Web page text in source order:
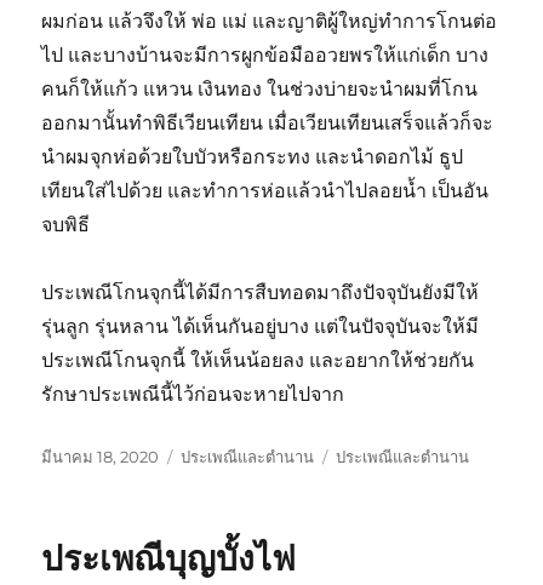
ผมก่อน แล้วจึงให้ พ่อ แม่ และญาติผู้ใหญ่ทำการโกนต่อ
ไป และบางบ้านจะมีการผูกข้อมืออวยพรให้แก่เด็ก บาง
คนก็ให้แก้ว แหวน เงินทอง ในช่วงบ่ายจะนำผมที่โกน
ออกมานั้นทำพิธีเวียนเทียน เมื่อเวียนเทียนเสร็จแล้วก็จะ
นำผมจุกห่อด้วยใบบัวหรือกระทง และนำดอกไม้ ธูป
เทียนใส่ไปด้วย และทำการห่อแล้วนำไปลอยน้ำ เป็นอัน
จบพิธี
ประเพณีโกนจุกนี้ได้มีการสืบทอดมาถึงปัจจุบันยังมีให้
รุ่นลูก รุ่นหลาน ได้เห็นกันอยู่บาง แต่ในปัจจุบันจะให้มี
ประเพณีโกนจุกนี้ ให้เห็นน้อยลง และอยากให้ช่วยกัน
รักษาประเพณีนี้ไว้ก่อนจะหายไปจาก
เขียน
มีนาคม 18, 2020
หมวด
ประเพณีและตำนาน
ป้าย
ประเพณีและตำนาน
ประเพณีบุญบั้งไฟ